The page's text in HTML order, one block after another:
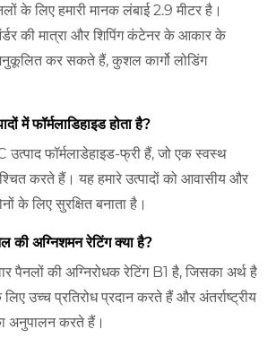
के लिए हमारी मानक लंबाई 2.9 मीटर है।
की मात्रा और शिपिंग कंटेनर के आकार के
कर सकते हैं, कुशल कार्गो लोडिंग
में फॉर्मलाडिहाइड होता है?
उत्पाद फॉर्मलाडेहाइड-फ्री हैं, जो एक स्वस्थ
करते हैं। यह हमारे उत्पादों को आवासीय और
के लिए सुरक्षित बनाता है।
अग्निशमन रेटिंग क्या है?
पैनलों की अग्निरोधक रेटिंग B1 है, जिसका अर्थ है
उच्च प्रतिरोध प्रदान करते हैं और अंतर्राष्ट्रीय
अनुपालन करते हैं।